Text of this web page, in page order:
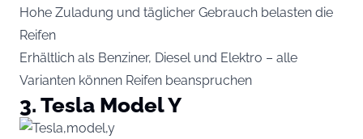
Hohe Zuladung und täglicher Gebrauch belasten die
Reifen
Erhältlich als Benziner, Diesel und Elektro – alle
Varianten können Reifen beanspruchen
3. Tesla Model Y